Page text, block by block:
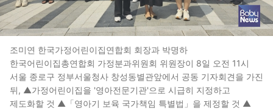
조미연 한국가정어린이집연합회 회장과 박명하
한국어린이집총연합회 가정분과위원회 위원장이 8일 오전 11시
서울 종로구 정부서울청사 창성동별관앞에서 공동 기자회견을 가진
뒤, ▲가정어린이집을 '영아전문기관'으로 시급히 지정하고
제도화할 것 ▲「영아기 보육 국가책임 특별법」을 제정할 것 ▲